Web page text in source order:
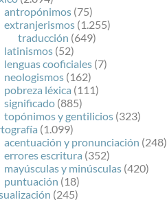
antropónimos (75)
extranjerismos (1.255)
traducción (649)
latinismos (52)
lenguas cooficiales (7)
neologismos (162)
pobreza léxica (111)
significado (885)
topónimos y gentilicios (323)
(1.099)
acentuación y pronunciación (248)
errores escritura (352)
mayúsculas y minúsculas (420)
puntuación (18)
(245)